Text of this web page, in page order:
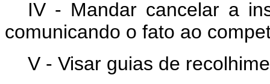
IV - Mandar cancelar a
comunicando o fato ao
V - Visar guias de